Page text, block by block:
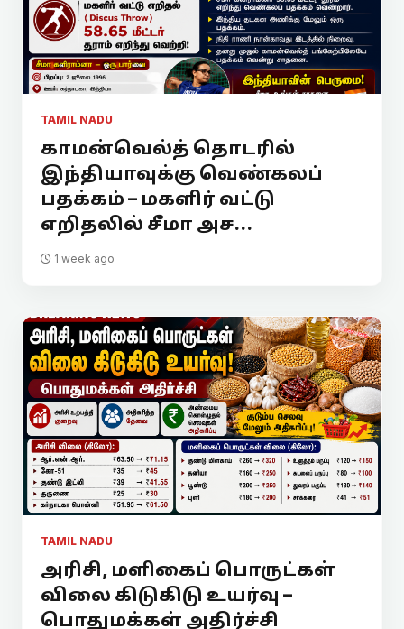
TAMIL NADU
காமன்வெல்த் தொடரில்
இந்தியாவுக்கு வெண்கலப்
பதக்கம் – மகளிர் வட்டு
எறிதலில் சீமா அச...
1 week ago
TAMIL NADU
அரிசி, மளிகைப் பொருட்கள்
விலை கிடுகிடு உயர்வு –
பொதுமக்கள் அதிர்ச்சி